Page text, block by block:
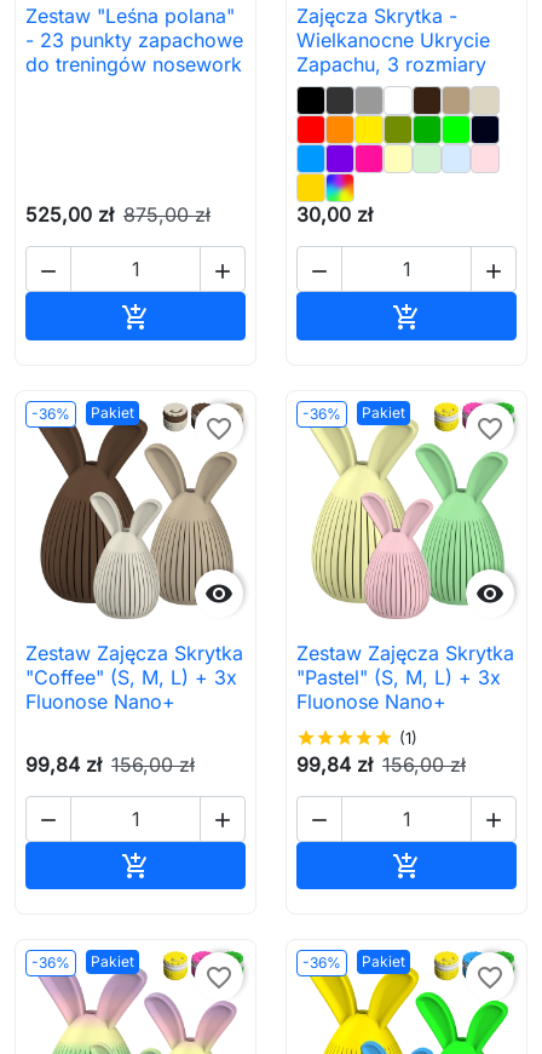
Zestaw "Leśna polana"
- 23 punkty zapachowe
do treningów nosework
525,00 zł 875,00 zł
 

Zajęcza Skrytka -
Wielkanocne Ukrycie
Zapachu, 3 rozmiary
30,00 zł
 

-36% Pakiet

favorite_border
Zestaw Zajęcza Skrytka
"Coffee" (S, M, L) + 3x
Fluonose Nano+
99,84 zł 156,00 zł
 

-36% Pakiet

favorite_border
Zestaw Zajęcza Skrytka
"Pastel" (S, M, L) + 3x
Fluonose Nano+
starstarstarstarstar (1)
99,84 zł 156,00 zł
 

-36% Pakiet
favorite_border
-36% Pakiet
favorite_border